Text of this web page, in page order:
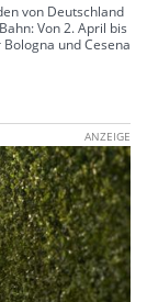
von Deutschland
Von 2. April bis
und Cesena
ANZEIGE